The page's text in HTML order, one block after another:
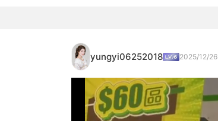
yungyi06252018 2025/12/26